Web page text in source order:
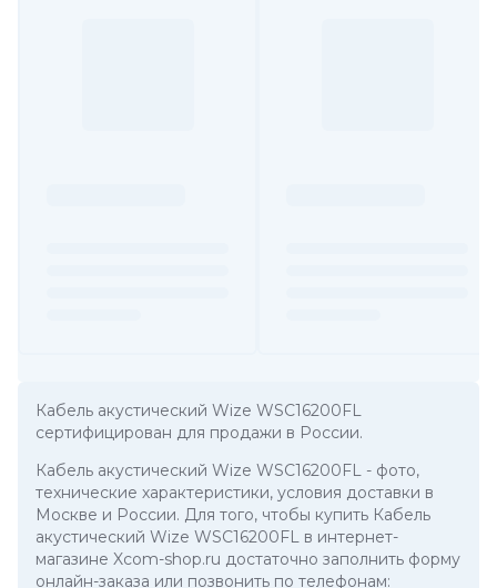
Кабель акустический Wize WSC16200FL
сертифицирован для продажи в России.
Кабель акустический Wize WSC16200FL - фото,
технические характеристики, условия доставки в
Москве и России. Для того, чтобы купить Кабель
акустический Wize WSC16200FL в интернет-
магазине Xcom-shop.ru достаточно заполнить форму
онлайн-заказа или позвонить по телефонам: